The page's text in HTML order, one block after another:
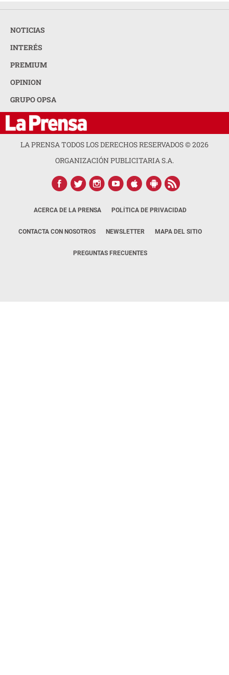
NOTICIAS
INTERÉS
PREMIUM
OPINION
GRUPO OPSA
LA PRENSA TODOS LOS DERECHOS RESERVADOS ©2026
ORGANIZACIÓN PUBLICITARIA S.A.
ACERCA DE LA PRENSA POLÍTICA DE PRIVACIDAD
CONTACTA CON NOSOTROS NEWSLETTER MAPA DEL SITIO
PREGUNTAS FRECUENTES